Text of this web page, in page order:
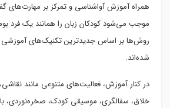
همراه آموزش آواشناسی و تمرکز بر مهارت‌های
موجب می‌شود کودکان زبان را همانند یک فرد
روش‌ها بر اساس جدیدترین تکنیک‌های آموزشی
شده‌اند.
در کنار آموزش، فعالیت‌های متنوعی مانند
خلاق، سفالگری، موسیقی کودک، صخره‌نوردی،